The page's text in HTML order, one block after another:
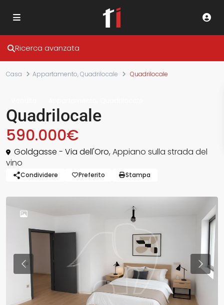
Ricerca avanzata
Casa Appartamento,Quadrilocale Quadrilocale
Quadrilocale
590.000€
Goldgasse - Via dell'Oro,Appiano sulla strada del
vino
Condividere Preferito Stampa
Previous